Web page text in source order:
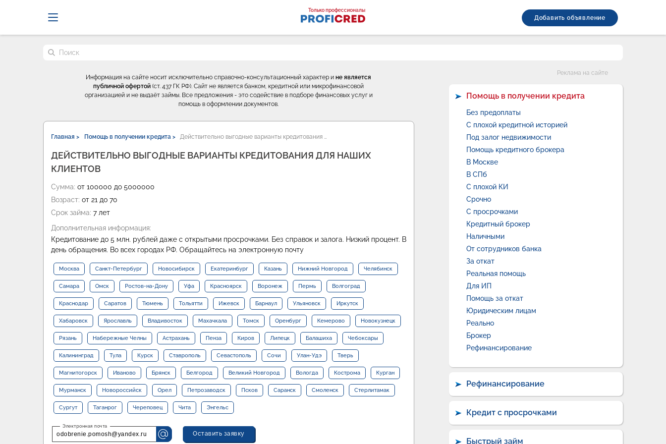
Только профессионалы
Добавить объявление
Поиск по сайту
Информация на сайте носит исключительно справочно-консультационный характер ине является
публичной офертой (ст. 437 ГК РФ). Сайт не является банком, кредитной или микрофинансовой
организацией и не выдаёт займы. Все предложения - это содействие в подборе финансовых услуг и
помощь в оформлении документов.
Главная > Помощь в получении кредита > Действительно выгодные варианты кредитования …
ДЕЙСТВИТЕЛЬНО ВЫГОДНЫЕ ВАРИАНТЫ КРЕДИТОВАНИЯ ДЛЯ НАШИХ
КЛИЕНТОВ
Сумма: от 100000 до 5000000
Возраст: от 21 до 70
Срок займа: 7 лет
Дополнительная информация:
Кредитование до 5 млн. рублей даже с открытыми просрочками. Без справок и залога. Низкий процент. В
день обращения. Во всех городах РФ. Обращайтесь на электронную почту
Москва Санкт-Петербург Новосибирск Екатеринбург Казань Нижний Новгород Челябинск
Самара Омск Ростов-на-Дону Уфа Красноярск Воронеж Пермь Волгоград
Краснодар Саратов Тюмень Тольятти Ижевск Барнаул Ульяновск Иркутск
Хабаровск Ярославль Владивосток Махачкала Томск Оренбург Кемерово Новокузнецк
Рязань Набережные Челны Астрахань Пенза Киров Липецк Балашиха Чебоксары
Калининград Тула Курск Ставрополь Севастополь Сочи Улан-Удэ Тверь
Магнитогорск Иваново Брянск Белгород Великий Новгород Вологда Кострома Курган
Мурманск Новороссийск Орел Петрозаводск Псков Саранск Смоленск Стерлитамак
Сургут Таганрог Череповец Чита Энгельс
odobrenie.pomosh@yandex.ru Оставить заявку
Реклама на сайте
Помощь в получении кредита
Без предоплаты
С плохой кредитной историей
Под залог недвижимости
Помощь кредитного брокера
В Москве
В СПб
С плохой КИ
Срочно
С просрочками
Кредитный брокер
Наличными
От сотрудников банка
За откат
Реальная помощь
Для ИП
Помощь за откат
Юридическим лицам
Реально
Брокер
Рефинансирование
Рефинансирование
Кредит с просрочками
Быстрый займ